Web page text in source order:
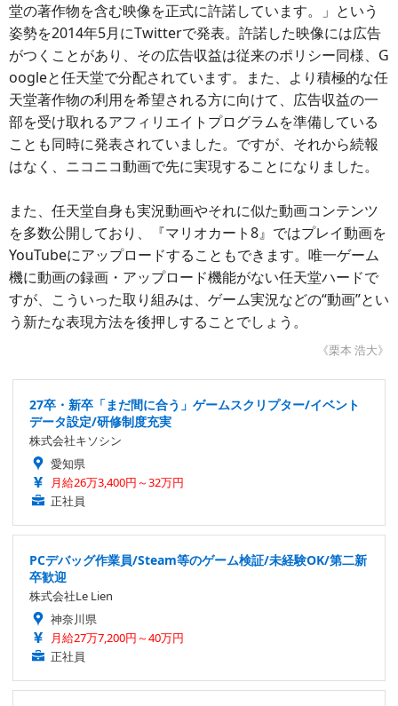
堂の著作物を含む映像を正式に許諾しています。」という
姿勢を2014年5月にTwitterで発表。許諾した映像には広告
がつくことがあり、その広告収益は従来のポリシー同様、G
oogleと任天堂で分配されています。また、より積極的な任
天堂著作物の利用を希望される方に向けて、広告収益の一
部を受け取れるアフィリエイトプログラムを準備している
ことも同時に発表されていました。ですが、それから続報
はなく、ニコニコ動画で先に実現することになりました。
また、任天堂自身も実況動画やそれに似た動画コンテンツ
を多数公開しており、『マリオカート8』ではプレイ動画を
YouTubeにアップロードすることもできます。唯一ゲーム
機に動画の録画・アップロード機能がない任天堂ハードで
すが、こういった取り組みは、ゲーム実況などの“動画”とい
う新たな表現方法を後押しすることでしょう。
《栗本 浩大》
27卒・新卒「まだ間に合う」ゲームスクリプター/イベント
データ設定/研修制度充実
株式会社キソシン
愛知県
月給26万3,400円～32万円
正社員
PCデバッグ作業員/Steam等のゲーム検証/未経験OK/第二新
卒歓迎
株式会社Le Lien
神奈川県
月給27万7,200円～40万円
正社員